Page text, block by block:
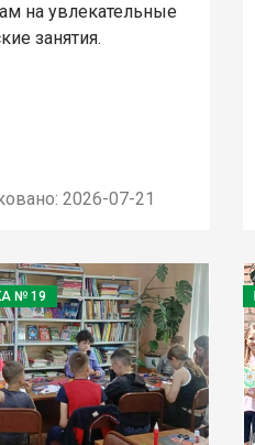
на увлекательные
занятия.
2026-07-21
№ 19